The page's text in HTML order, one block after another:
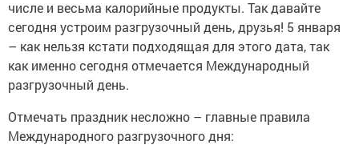
числе и весьма калорийные продукты. Так давайте
сегодня устроим разгрузочный день, друзья! 5 января
– как нельзя кстати подходящая для этого дата, так
как именно сегодня отмечается Международный
разгрузочный день.
Отмечать праздник несложно – главные правила
Международного разгрузочного дня: